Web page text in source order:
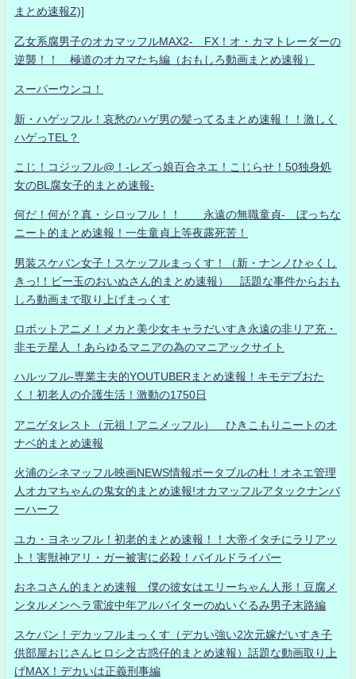
まとめ速報Z)]
乙女系腐男子のオカマッフルMAX2- FX！オ・カマトレーダーの
逆襲！！ 極道のオカマたち編（おもしろ動画まとめ速報）
スーパーウンコ！
新・ハゲッフル！哀愁のハゲ男の髪ってるまとめ速報！！激しく
ハゲっTEL？
こじ！コジッフル@！-レズっ娘百合ネエ！こじらせ！50独身処
女のBL腐女子的まとめ速報-
何だ！何が？真・シロッフル！！ 永遠の無職童貞- ぼっちな
ニート的まとめ速報！一生童貞上等夜露死苦！
男装スケバン女子！スケッフルまっくす！（新・ナンノひゃくし
きっ!！ビー玉のおいぬさん的まとめ速報） 話題な事件からおも
しろ動画まで取り上げまっくす
ロボットアニメ！メカと美少女キャラだいすき永遠の非リア充・
非モテ星人 ！あらゆるマニアの為のマニアックサイト
ハルッフル-専業主夫的YOUTUBERまとめ速報！キモデブおた
く！初老人の介護生活！激動の1750日
アニゲタレスト（元祖！アニメッフル） ひきこもりニートのオ
ナベ的まとめ速報
火浦のシネマッフル映画NEWS情報ポータブルの杜！オネエ管理
人オカマちゃんの鬼女的まとめ速報!オカマッフルアタックナンバ
ーハーフ
ユカ・ヨネッフル！初老的まとめ速報！！大帝イタチにラリアッ
ト！害獣神アリ・ガー被害に必殺！パイルドライバー
おネコさん的まとめ速報 僕の彼女はエリーちゃん人形！豆腐メ
ンタルメンヘラ電波中年アルバイターのぬいぐるみ男子末路編
スケバン！デカッフルまっくす（デカい強い2次元嫁だいすき子
供部屋おじさんヒロシ之古惑仔的まとめ速報）話題な動画取り上
げMAX！デカいは正義刑事編